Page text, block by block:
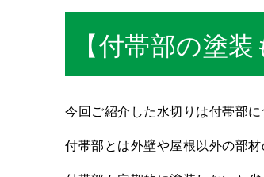
【付帯部の塗
今回ご紹介した水切りは付帯部に
付帯部とは外壁や屋根以外の部